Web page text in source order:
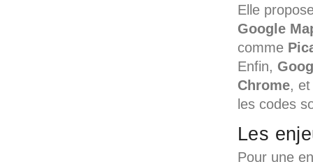
Elle
Google
comme
Enfin,
Chrome,
les codes
Les
Pour une